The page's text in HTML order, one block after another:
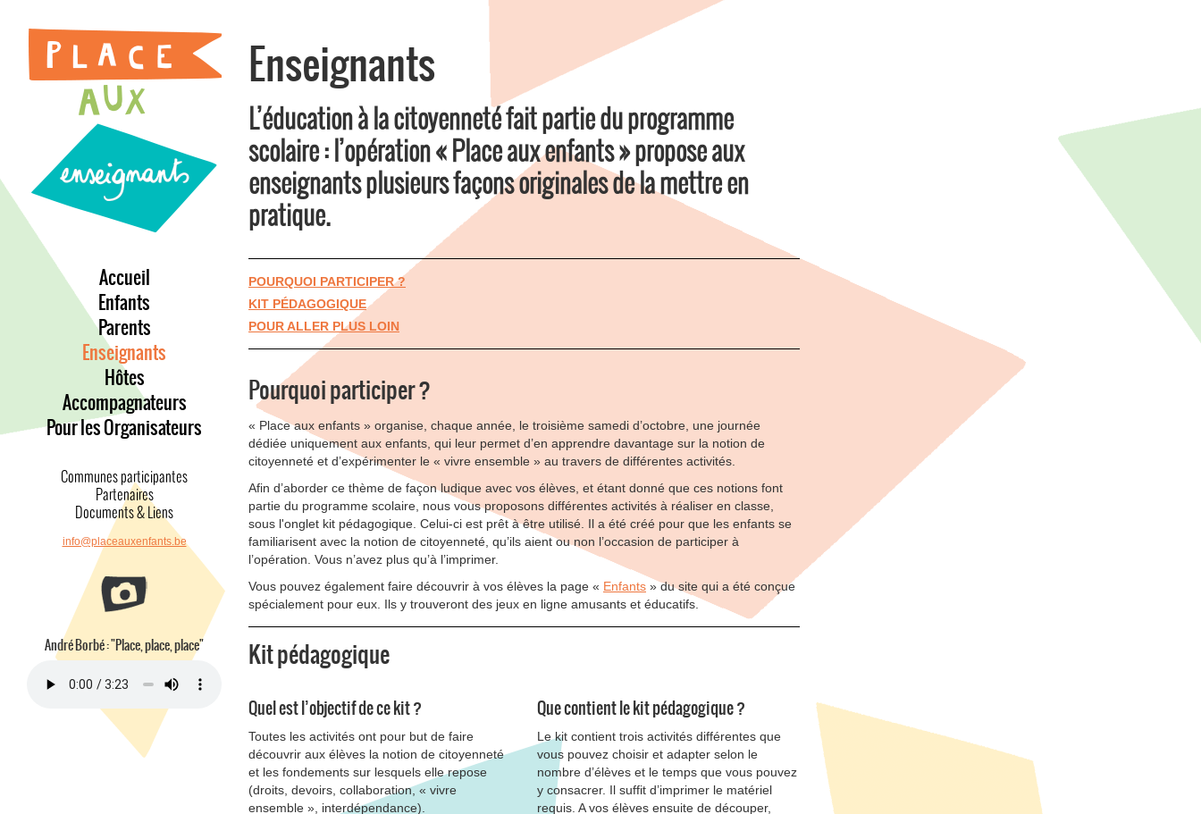
Accueil
Enfants
Parents
Enseignants
Hôtes
Accompagnateurs
Pour les Organisateurs
Communes participantes
Partenaires
Documents & Liens
info@placeauxenfants.be
André Borbé : "Place, place, place"
Enseignants
L’éducation à la citoyenneté fait partie du programme
scolaire : l’opération « Place aux enfants » propose aux
enseignants plusieurs façons originales de la mettre en
pratique.
POURQUOI PARTICIPER ?
KIT PÉDAGOGIQUE
POUR ALLER PLUS LOIN
Pourquoi participer ?
« Place aux enfants » organise, chaque année, le troisième samedi d’octobre, une journée
dédiée uniquement aux enfants, qui leur permet d’en apprendre davantage sur la notion de
citoyenneté et d’expérimenter le « vivre ensemble » au travers de différentes activités.
Afin d’aborder ce thème de façon ludique avec vos élèves, et étant donné que ces notions font
partie du programme scolaire, nous vous proposons différentes activités à réaliser en classe,
sous l'onglet kit pédagogique. Celui-ci est prêt à être utilisé. Il a été créé pour que les enfants se
familiarisent avec la notion de citoyenneté, qu’ils aient ou non l’occasion de participer à
l’opération. Vous n’avez plus qu’à l’imprimer.
Vous pouvez également faire découvrir à vos élèves la page « Enfants » du site qui a été conçue
spécialement pour eux. Ils y trouveront des jeux en ligne amusants et éducatifs.
Kit pédagogique
Quel est l’objectif de ce kit ?
Toutes les activités ont pour but de faire
découvrir aux élèves la notion de citoyenneté
et les fondements sur lesquels elle repose
(droits, devoirs, collaboration, « vivre
ensemble », interdépendance).
Que contient le kit pédagogique ?
Le kit contient trois activités différentes que
vous pouvez choisir et adapter selon le
nombre d’élèves et le temps que vous pouvez
y consacrer. Il suffit d’imprimer le matériel
requis. A vos élèves ensuite de découper,